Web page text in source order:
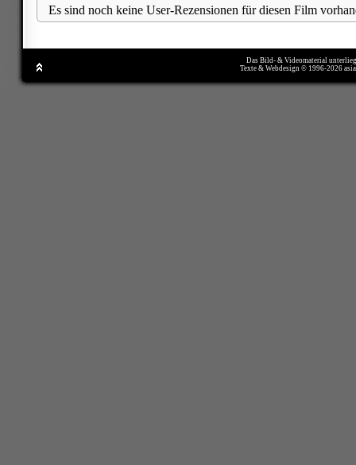
Es sind noch keine User-Rezensionen für diesen Film
Das Bild- & Videomaterial
Texte & Webdesign © 1996-2026